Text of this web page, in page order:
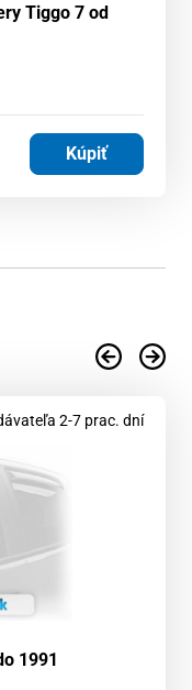
Tiggo 7 od
Kúpiť
2-7 prac. dní
1991